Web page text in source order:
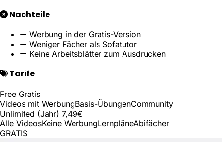
Nachteile
Werbung in der Gratis-Version
Weniger Fächer als Sofatutor
Keine Arbeitsblätter zum Ausdrucken
Tarife
Free Gratis
Videos mit WerbungBasis-ÜbungenCommunity
Unlimited (Jahr) 7,49€
Alle VideosKeine WerbungLernpläneAbifächer
GRATIS